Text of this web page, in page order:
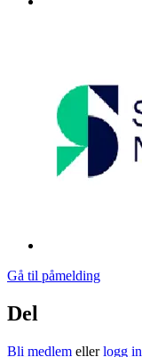
Gå til påmelding
Del
Bli medlem ellerlogg